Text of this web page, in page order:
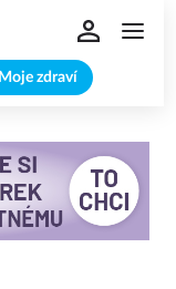
Moje zdraví